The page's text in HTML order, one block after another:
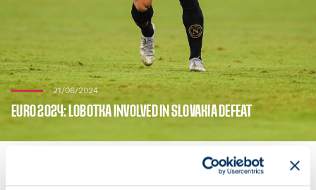
21/06/2024
EURO 2024: LOBOTKA INVOLVED IN SLOVAKIA DEFEAT